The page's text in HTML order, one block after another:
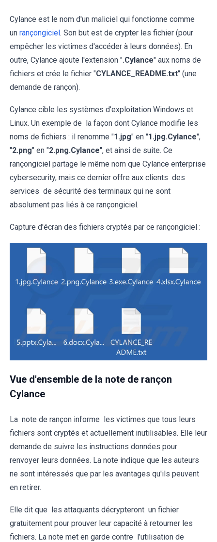
Cylance est le nom d'un maliciel qui fonctionne comme
un rançongiciel. Son but est de crypter les fichier (pour
empêcher les victimes d'accéder à leurs données). En
outre, Cylance ajoute l'extension ".Cylance" aux noms de
fichiers et crée le fichier "CYLANCE_README.txt" (une
demande de rançon).
Cylance cible les systèmes d’exploitation Windows et
Linux. Un exemple de la façon dont Cylance modifie les
noms de fichiers : il renomme "1.jpg" en "1.jpg.Cylance",
"2.png" en "2.png.Cylance", et ainsi de suite. Ce
rançongiciel partage le même nom que Cylance enterprise
cybersecurity, mais ce dernier offre aux clients des
services de sécurité des terminaux qui ne sont
absolument pas liés à ce rançongiciel.
Capture d'écran des fichiers cryptés par ce rançongiciel :
Vue d'ensemble de la note de rançon
Cylance
La note de rançon informe les victimes que tous leurs
fichiers sont cryptés et actuellement inutilisables. Elle leur
demande de suivre les instructions données pour
renvoyer leurs données. La note indique que les auteurs
ne sont intéressés que par les avantages qu'ils peuvent
en retirer.
Elle dit que les attaquants décrypteront un fichier
gratuitement pour prouver leur capacité à retourner les
fichiers. La note met en garde contre l’utilisation de